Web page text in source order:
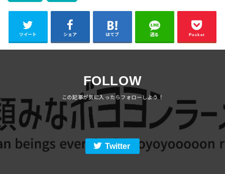
ツイート シェア はてブ 送る Pocket
FOLLOW
Twitter